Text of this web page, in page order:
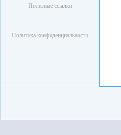
Полезные ссылки
Политика конфиденциальности